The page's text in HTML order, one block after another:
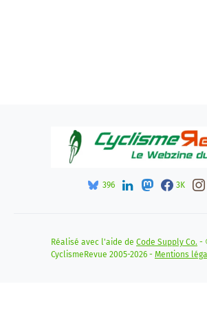
396 3K
Réalisé avec l'aide de Code Supply Co. -
CyclismeRevue 2005-2026 - Mentions